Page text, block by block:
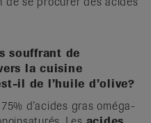
souffrant de
la cuisine
il de l’huile d’olive?
d’acides gras oméga-